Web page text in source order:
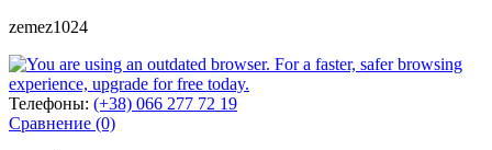
zemez1024
Телефоны: (+38) 066 277 72 19
Сравнение (0)